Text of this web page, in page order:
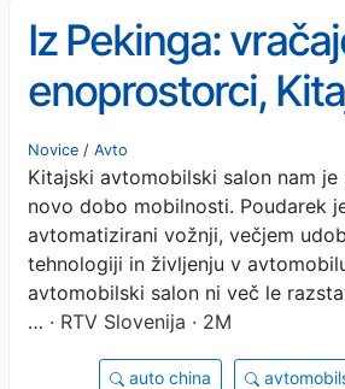
Iz Pekinga:
enoprostorci,
spijo v avtomobilih
Novice / Avto
Kitajski avtomobilski salon nam je
novo dobo mobilnosti. Poudarek
avtomatizirani vožnji, večjem
tehnologiji in življenju v
avtomobilski salon ni več le
… · RTV Slovenija · 2M
auto china